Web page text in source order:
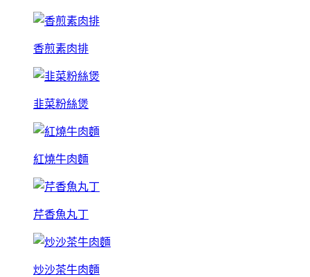
香煎素肉排
韭菜粉絲煲
紅燒牛肉麵
芹香魚丸丁
炒沙茶牛肉麵